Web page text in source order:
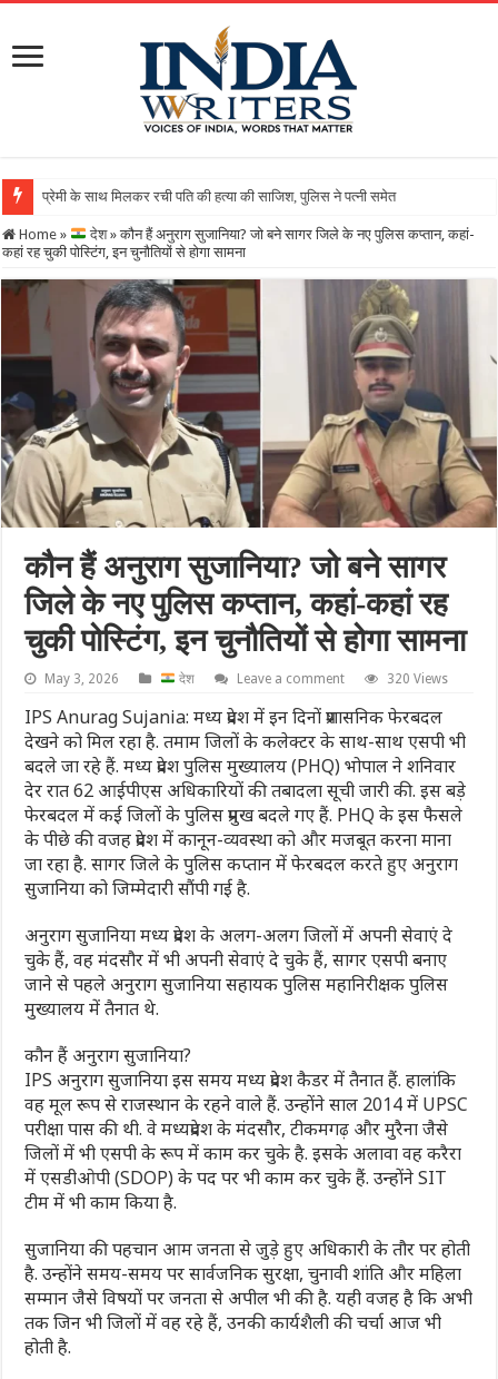
Home » देश » कौन हैं अनुराग सुजानिया? जो बने सागर जिले के नए पुल‍िस कप्‍तान, कहां-
कहां रह चुकी पोस्‍ट‍िंग, इन चुनौत‍ियों से होगा सामना
कौन हैं अनुराग सुजानिया? जो बने सागर
जिले के नए पुल‍िस कप्‍तान, कहां-कहां रह
चुकी पोस्‍ट‍िंग, इन चुनौत‍ियों से होगा सामना
May 3, 2026 देश Leave a comment 320 Views
IPS Anurag Sujania: मध्य प्रदेश में इन दिनों प्रशासनिक फेरबदल
देखने को मिल रहा है. तमाम जिलों के कलेक्टर के साथ-साथ एसपी भी
बदले जा रहे हैं. मध्य प्रदेश पुलिस मुख्यालय (PHQ) भोपाल ने शनिवार
देर रात 62 आईपीएस अधिकारियों की तबादला सूची जारी की. इस बड़े
फेरबदल में कई जिलों के पुलिस प्रमुख बदले गए हैं. PHQ के इस फैसले
के पीछे की वजह प्रदेश में कानून-व्यवस्था को और मजबूत करना माना
जा रहा है. सागर जिले के पुलिस कप्तान में फेरबदल करते हुए अनुराग
सुजानिया को जिम्मेदारी सौंपी गई है.
अनुराग सुजानिया मध्य प्रदेश के अलग-अलग जिलों में अपनी सेवाएं दे
चुके हैं, वह मंदसौर में भी अपनी सेवाएं दे चुके हैं, सागर एसपी बनाए
जाने से पहले अनुराग सुजानिया सहायक पुलिस महानिरीक्षक पुलिस
मुख्यालय में तैनात थे.
कौन हैं अनुराग सुजानिया?
IPS अनुराग सुजानिया इस समय मध्य प्रदेश कैडर में तैनात हैं. हालांकि
वह मूल रूप से राजस्थान के रहने वाले हैं. उन्‍होंने साल 2014 में UPSC
परीक्षा पास की थी. वे मध्यप्रदेश के मंदसौर, टीकमगढ़ और मुरैना जैसे
जिलों में भी एसपी के रूप में काम कर चुके है. इसके अलावा वह करैरा
में एसडीओपी (SDOP) के पद पर भी काम कर चुके हैं. उन्‍होंने SIT
टीम में भी काम किया है.
सुजानिया की पहचान आम जनता से जुड़े हुए अधिकारी के तौर पर होती
है. उन्होंने समय-समय पर सार्वजनिक सुरक्षा, चुनावी शांति और महिला
सम्मान जैसे विषयों पर जनता से अपील भी की है. यही वजह है कि अभी
तक जिन भी जिलों में वह रहे हैं, उनकी कार्यशैली की चर्चा आज भी
होती है.